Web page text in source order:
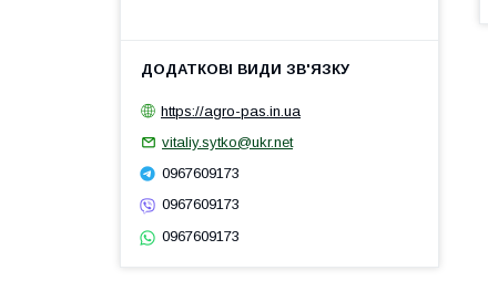
https://agro-pas.in.ua
vitaliy.sytko@ukr.net
0967609173
0967609173
0967609173